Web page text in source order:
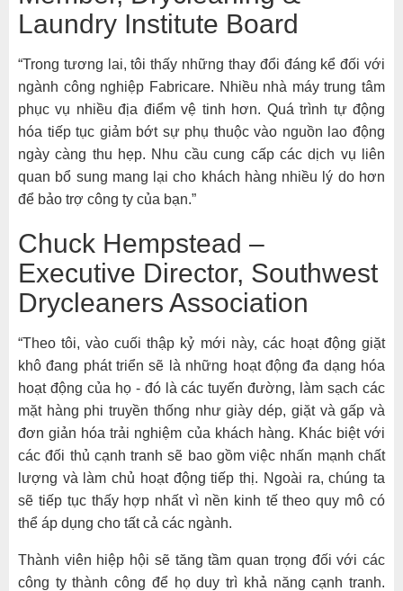
Laundry Institute Board
“Trong tương lai, tôi thấy những thay đổi đáng kể đối với
ngành công nghiệp Fabricare. Nhiều nhà máy trung tâm
phục vụ nhiều địa điểm vệ tinh hơn. Quá trình tự động
hóa tiếp tục giảm bớt sự phụ thuộc vào nguồn lao động
ngày càng thu hẹp. Nhu cầu cung cấp các dịch vụ liên
quan bổ sung mang lại cho khách hàng nhiều lý do hơn
để bảo trợ công ty của bạn.”
Chuck Hempstead –
Executive Director, Southwest
Drycleaners Association
“Theo tôi, vào cuối thập kỷ mới này, các hoạt động giặt
khô đang phát triển sẽ là những hoạt động đa dạng hóa
hoạt động của họ - đó là các tuyến đường, làm sạch các
mặt hàng phi truyền thống như giày dép, giặt và gấp và
đơn giản hóa trải nghiệm của khách hàng. Khác biệt với
các đối thủ cạnh tranh sẽ bao gồm việc nhấn mạnh chất
lượng và làm chủ hoạt động tiếp thị. Ngoài ra, chúng ta
sẽ tiếp tục thấy hợp nhất vì nền kinh tế theo quy mô có
thể áp dụng cho tất cả các ngành.
Thành viên hiệp hội sẽ tăng tầm quan trọng đối với các
công ty thành công để họ duy trì khả năng cạnh tranh.